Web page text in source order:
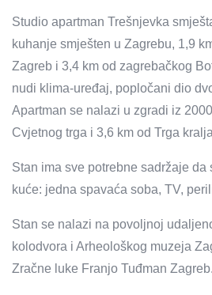
Studio apartman Trešnjevka
kuhanje smješten u Zagrebu, 1,9
Zagreb i 3,4 km od zagrebačkog
nudi klima-uređaj, popločani dio
Apartman se nalazi u zgradi iz
Cvjetnog trga i 3,6 km od Trga
Stan ima sve potrebne sadržaje da
kuće: jedna spavaća soba, TV,
Stan se nalazi na povoljnoj
kolodvora i Arheološkog muzeja
Zračne luke Franjo Tuđman Zagreb.